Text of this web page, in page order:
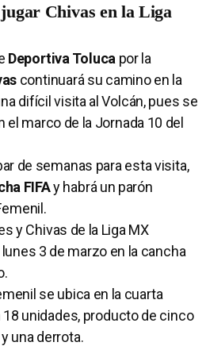
Chivas en la Liga
Deportiva Toluca por la
continuará su camino en la
difícil visita al Volcán, pues se
el marco de la Jornada 10 del
de semanas para esta visita,
FIFAy habrá un parón
y Chivas de la Liga MX
3 de marzo en la cancha
se ubica en la cuarta
unidades, producto de cinco
una derrota.